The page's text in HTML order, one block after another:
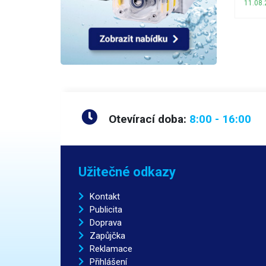
Otevírací doba: 8:00 - 16:00
Užitečné odkazy
Kontakt
Publicita
Doprava
Zapůjčka
Reklamace
Přihlášení